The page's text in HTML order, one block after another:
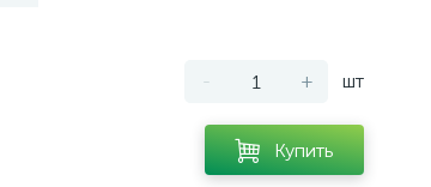
- + шт
Купить